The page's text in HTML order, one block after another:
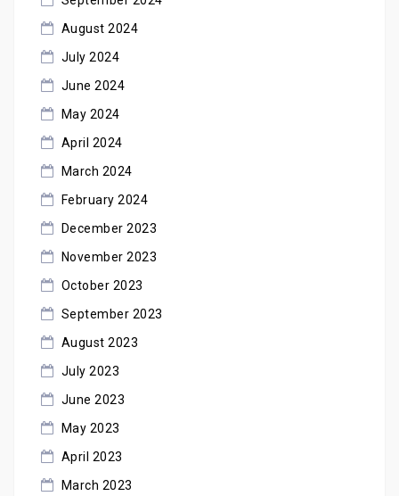
August 2024
July 2024
June 2024
May 2024
April 2024
March 2024
February 2024
December 2023
November 2023
October 2023
September 2023
August 2023
July 2023
June 2023
May 2023
April 2023
March 2023